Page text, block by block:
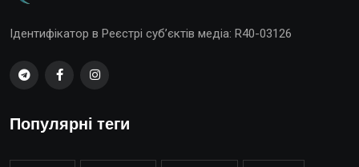
Ідентифікатор в Реєстрі суб’єктів медіа: R40-03126
Популярні теги